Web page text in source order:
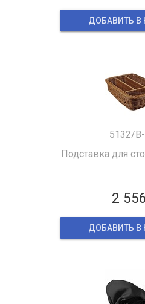
ДОБАВИТЬ В
5132/
Подставка для
2 556
ДОБАВИТЬ В